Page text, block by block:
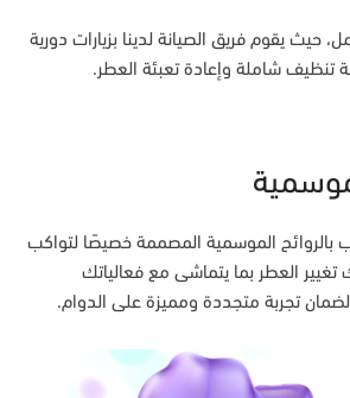
يقوم فريق الصيانة لدينا بزيارات دورية
تنظيف شاملة وإعادة تعبئة العطر.
بالروائح الموسمية المصممة خصيصًا لتواكب
تغيير العطر بما يتماشى مع فعالياتك
لضمان تجربة متجددة ومميزة على الدوام.